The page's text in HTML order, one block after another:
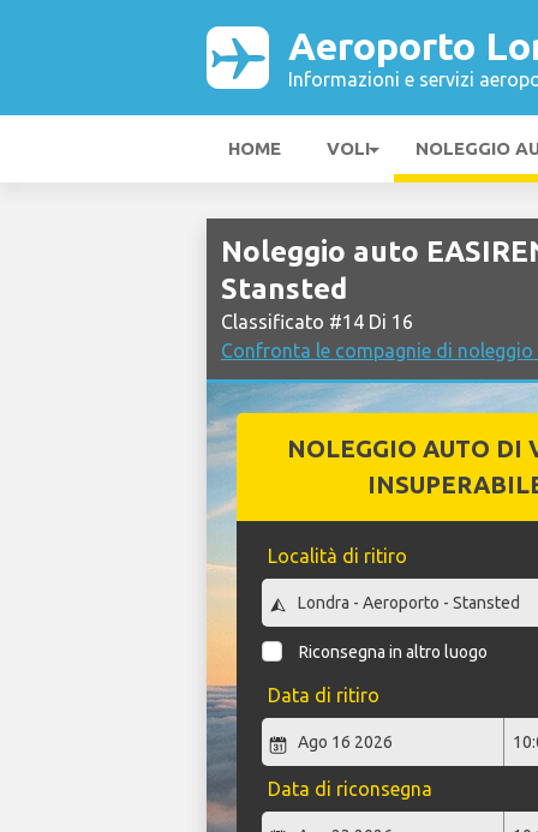
Aeroporto
Informazioni e servizi
HOME VOLI NOLEGGIO
Noleggio auto
Stansted
Classificato #14 Di 16
Confronta le compagnie di
NOLEGGIO AUTO DI
Località di ritiro
Riconsegna in altro luogo
Data di ritiro
Data di riconsegna